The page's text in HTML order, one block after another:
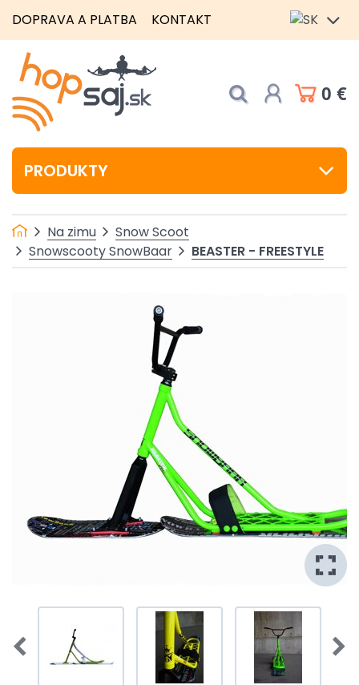
DOPRAVA A PLATBA KONTAKT
0 €
PRODUKTY
Na zimu
Snow Scoot
Snowscooty SnowBaar
BEASTER - FREESTYLE